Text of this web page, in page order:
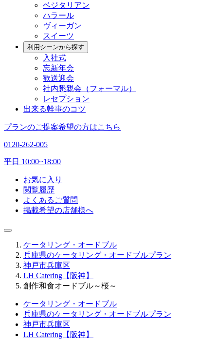
ベジタリアン
ハラール
ヴィーガン
スイーツ
利用シーンから探す
入社式
忘新年会
歓送迎会
社内懇親会（フォーマル）
レセプション
出来る幹事のコツ
プランのご提案希望の方はこちら
0120-262-005
平日 10:00~18:00
お気に入り
閲覧履歴
よくあるご質問
掲載希望の店舗様へ
ケータリング・オードブル
兵庫県のケータリング・オードブルプラン
神戸市兵庫区
LH Catering【阪神】
創作和食オードブル～桜～
ケータリング・オードブル
兵庫県のケータリング・オードブルプラン
神戸市兵庫区
LH Catering【阪神】